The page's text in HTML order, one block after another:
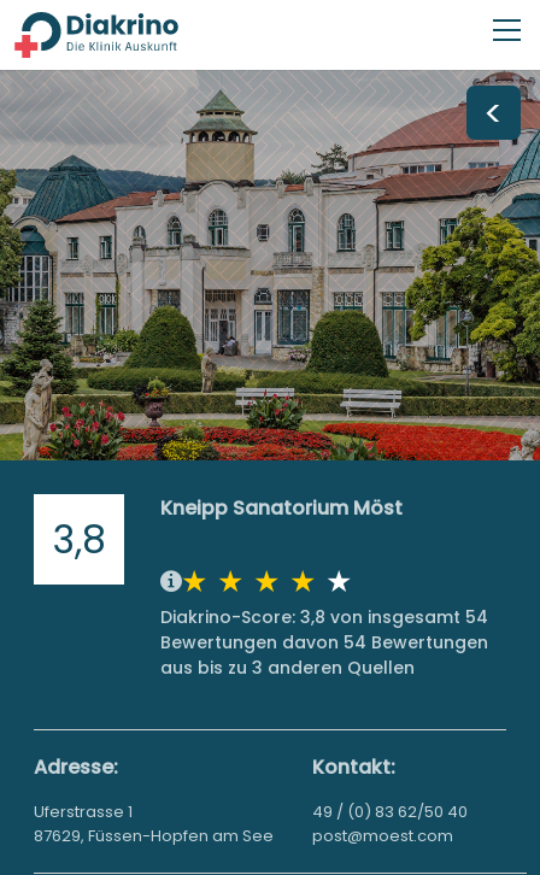
<
3,8
Kneipp Sanatorium Möst
Diakrino-Score: 3,8 von insgesamt 54
Bewertungen davon 54 Bewertungen
aus bis zu 3 anderen Quellen
Adresse:
Uferstrasse 1
87629, Füssen-Hopfen am See
Kontakt:
49 / (0) 83 62/50 40
post@moest.com